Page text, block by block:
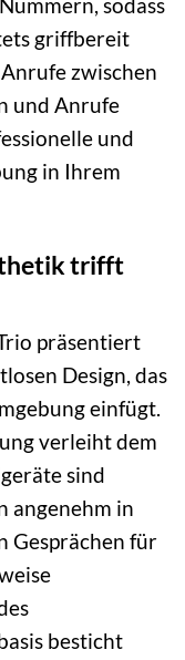
griffbereit
zwischen
und Anrufe
und
in Ihrem
trifft
präsentiert
Design, das
einfügt.
verleiht dem
sind
angenehm in
Gesprächen für
besticht